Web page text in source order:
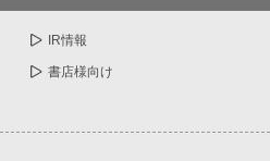
IR情報
書店様向け